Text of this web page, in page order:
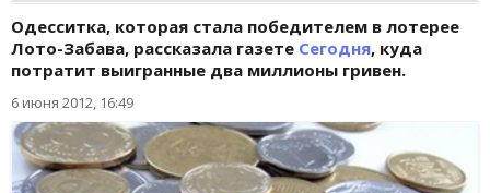
Одесситка, которая стала победителем в лотерее
Лото-Забава, рассказала газете Сегодня, куда
потратит выигранные два миллионы гривен.
6 июня 2012, 16:49